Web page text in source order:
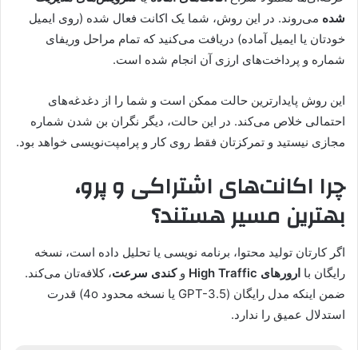
شده می‌روند. در این روش، شما یک اکانت فعال شده (روی ایمیل
خودتان یا ایمیل آماده) دریافت می‌کنید که تمام مراحل وریفای
شماره و پرداخت‌های ارزی آن انجام شده است.
این روش پایدارترین حالت ممکن است و شما را از دغدغه‌های
احتمالی خلاص می‌کند. در این حالت، دیگر نگران بن شدن شماره
مجازی نیستید و تمرکزتان فقط روی کار و پرامپت‌نویسی خواهد بود.
چرا اکانت‌های اشتراکی و پرو،
بهترین مسیر هستند؟
اگر کارتان تولید محتوا، برنامه نویسی یا تحلیل داده است، نسخه
رایگان با ارورهای High Traffic وکندی سرعت، کلافه‌تان می‌کند.
ضمن اینکه مدل رایگان (GPT-3.5 یا نسخه محدود 4o) قدرت
استدلال عمیق را ندارد.